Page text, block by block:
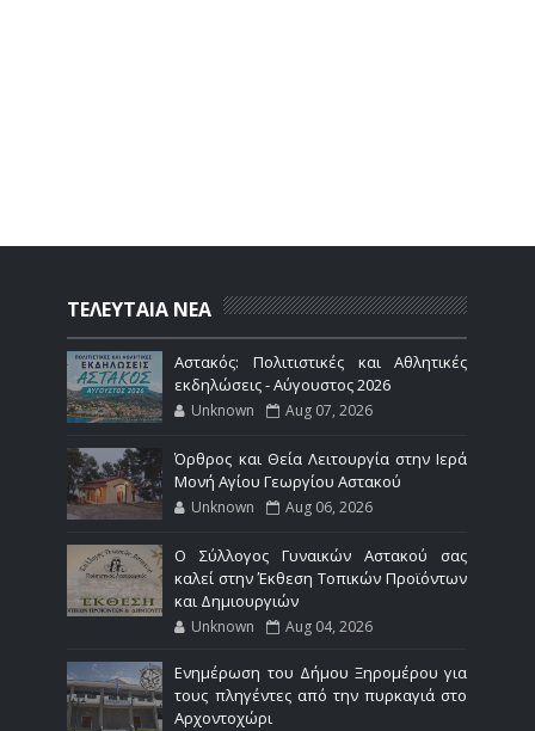
ΤΕΛΕΥΤΑΙΑ ΝΕΑ
Αστακός: Πολιτιστικές και Αθλητικές
εκδηλώσεις - Αύγουστος 2026
Unknown Aug 07, 2026
Όρθρος και Θεία Λειτουργία στην Ιερά
Μονή Αγίου Γεωργίου Αστακού
Unknown Aug 06, 2026
Ο Σύλλογος Γυναικών Αστακού σας
καλεί στην Έκθεση Τοπικών Προϊόντων
και Δημιουργιών
Unknown Aug 04, 2026
Ενημέρωση του Δήμου Ξηρομέρου για
τους πληγέντες από την πυρκαγιά στο
Αρχοντοχώρι